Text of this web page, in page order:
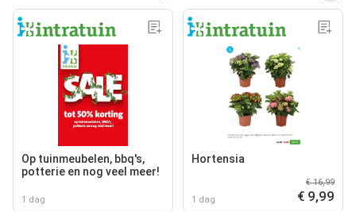
Op tuinmeubelen, bbq's,
potterie en nog veel meer!
1 dag
Hortensia
1 dag
€ 16,99
€ 9,99